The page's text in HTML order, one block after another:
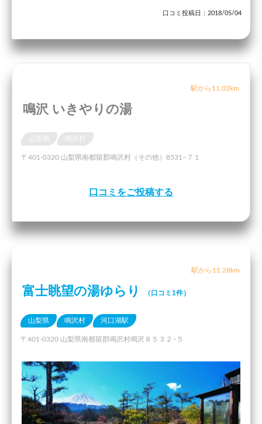
口コミ投稿日：2018/05/04
駅から11.02km
鳴沢 いきやりの湯
山梨県
〒401-0320 山梨県南都留郡鳴沢村（その他）8531−７１
口コミをご投稿する
駅から11.28km
富士眺望の湯ゆらり （口コミ1件）
山梨県 鳴沢村 河口湖駅
〒401-0320 山梨県南都留郡鳴沢村鳴沢８５３２−５